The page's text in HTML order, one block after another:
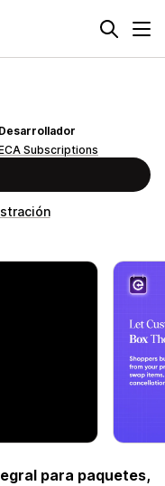
Desarrollador
Subscriptions
para paquetes,